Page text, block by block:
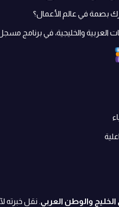
بصمة في عالم الأعمال؟
الخليج والوطن العربي. نقل خبرته